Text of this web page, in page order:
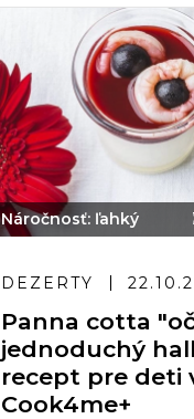
Náročnosť: ľahký
DEZERTY
Panna cotta
jednoduchý
recept pre deti
Cook4me+